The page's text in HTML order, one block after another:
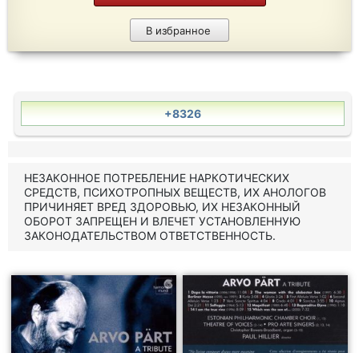
В избранное
+8326
НЕЗАКОННОЕ ПОТРЕБЛЕНИЕ НАРКОТИЧЕСКИХ
СРЕДСТВ, ПСИХОТРОПНЫХ ВЕЩЕСТВ, ИХ АНОЛОГОВ
ПРИЧИНЯЕТ ВРЕД ЗДОРОВЬЮ, ИХ НЕЗАКОННЫЙ
ОБОРОТ ЗАПРЕЩЕН И ВЛЕЧЕТ УСТАНОВЛЕННУЮ
ЗАКОНОДАТЕЛЬСТВОМ ОТВЕТСТВЕННОСТЬ.